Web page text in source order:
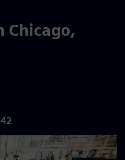
Chicago,